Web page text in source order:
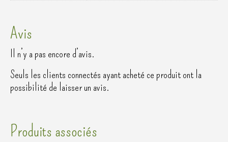
Avis
Il n’y a pas encore d’avis.
Seuls les clients connectés ayant acheté ce produit ont la
possibilité de laisser un avis.
Produits associés